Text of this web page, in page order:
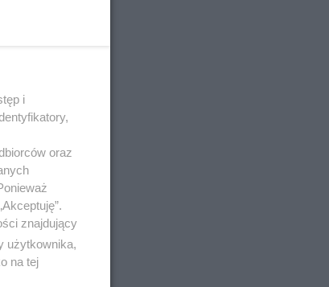
i
oraz
znajdujący
użytkownika,
na tej